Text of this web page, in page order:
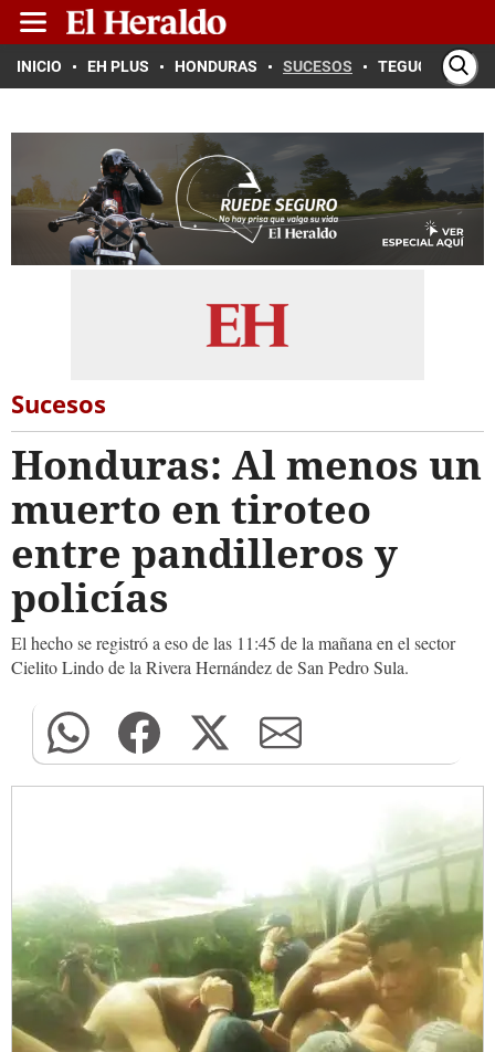
INICIO EH PLUS HONDURAS SUCESOS TEGUCIGALPA
Sucesos
Honduras: Al menos un
muerto en tiroteo
entre pandilleros y
policías
El hecho se registró a eso de las 11:45 de la mañana en el sector
Cielito Lindo de la Rivera Hernández de San Pedro Sula.